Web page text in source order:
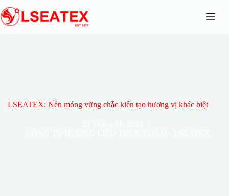
đến
phần
LSEATEX: Nền móng vững chắc kiến tạo hương vị khác biệt